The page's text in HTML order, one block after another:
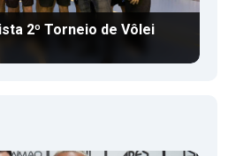
2º Torneio de Vôlei